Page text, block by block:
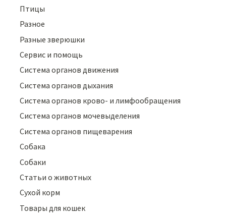
Птицы
Разное
Разные зверюшки
Сервис и помощь
Система органов движения
Система органов дыхания
Система органов крово- и лимфообращения
Система органов мочевыделения
Система органов пищеварения
Собака
Собаки
Статьи о животных
Сухой корм
Товары для кошек